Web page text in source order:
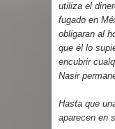
utiliza el
fugado en
obligaran al
que él lo
encubrir
Nasir
Hasta que
aparecen en